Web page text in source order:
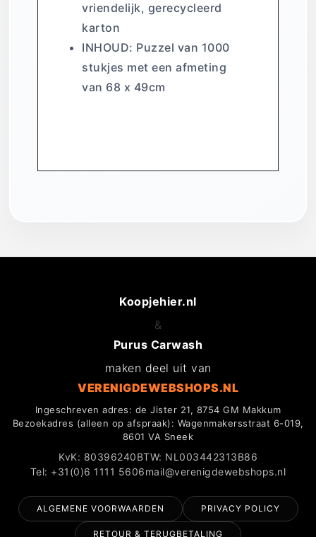
vriendelijk, gerecycleerd
karton
INHOUD: Puzzel van 1000
stukjes met een afmeting
van 68 x 49cm
Koopjehier.nl
&
Purus Carwash
maken deel uit van
VERENIGDEWEBSHOPS.NL
Ingeschreven adres: de Jister 21, 8754 GM Makkum
Bezoekadres (alleen op afspraak): Wagenmakersstraat 6-019,
8601 VA Sneek
KvK: 80396240BTW: NL003442313B86
Tel: +31(0)6 1111 5606mail@verenigdewebshops.nl
ALGEMENE VOORWAARDEN PRIVACY POLICY
RETOUR & TERUGBETALING